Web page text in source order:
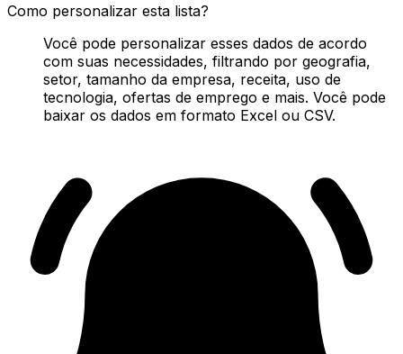
Como personalizar esta lista?
Você pode personalizar esses dados de acordo
com suas necessidades, filtrando por geografia,
setor, tamanho da empresa, receita, uso de
tecnologia, ofertas de emprego e mais. Você pode
baixar os dados em formato Excel ou CSV.